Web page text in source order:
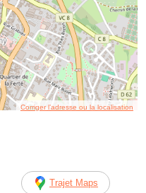
Corriger l’adresse ou la localisation
Trajet Maps